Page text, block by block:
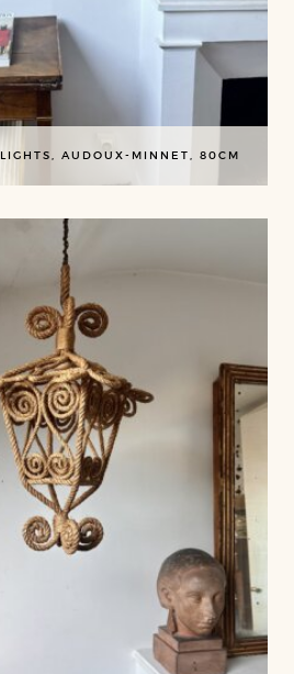
AUDOUX-MINNET, 80CM